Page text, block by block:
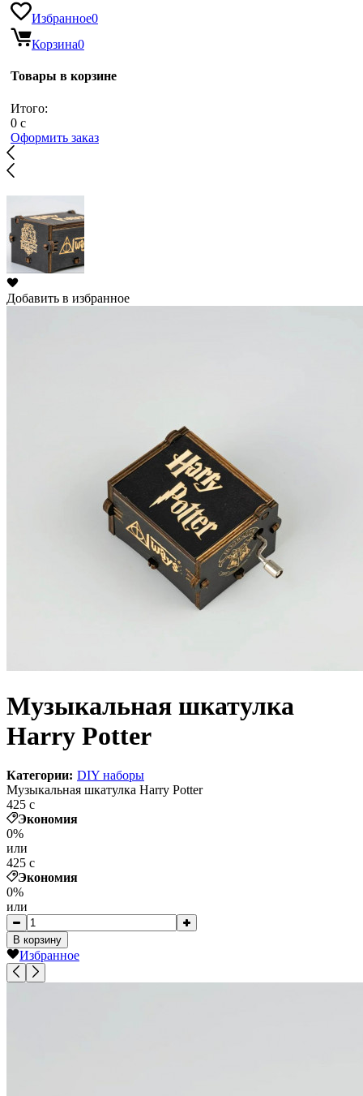
Избранное0
Корзина0
Товары в корзине
Итого:
0 c
Оформить заказ
Добавить в избранное
Музыкальная шкатулка
Harry Potter
Категории: DIY наборы
Музыкальная шкатулка Harry Potter
425 c
Экономия
0%
или
425 c
Экономия
0%
или
В корзину
Избранное